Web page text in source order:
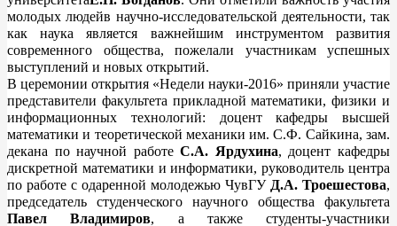
молодых людейв научно-исследовательской деятельности, так
как наука является важнейшим инструментом развития
современного общества, пожелали участникам успешных
выступлений и новых открытий.
В церемонии открытия «Недели науки-2016» приняли участие
представители факультета прикладной математики, физики и
информационных технологий: доцент кафедры высшей
математики и теоретической механики им. С.Ф. Сайкина, зам.
декана по научной работеС.А. Ярдухина, доцент кафедры
дискретной математики и информатики, руководитель центра
по работе с одаренной молодежью ЧувГУ Д.А. Троешестова,
председатель студенческого научного общества факультета
Павел Владимиров, а также студенты-участники